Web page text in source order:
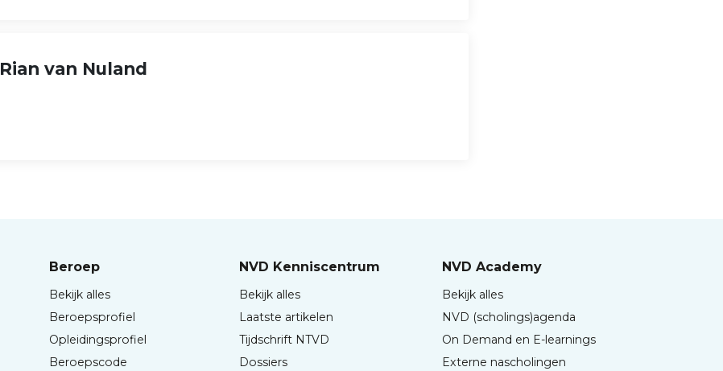
Rian van Nuland
Beroep
Bekijk alles
Beroepsprofiel
Opleidingsprofiel
Beroepscode
NVD Kenniscentrum
Bekijk alles
Laatste artikelen
Tijdschrift NTVD
Dossiers
NVD Academy
Bekijk alles
NVD (scholings)agenda
On Demand en E-learnings
Externe nascholingen